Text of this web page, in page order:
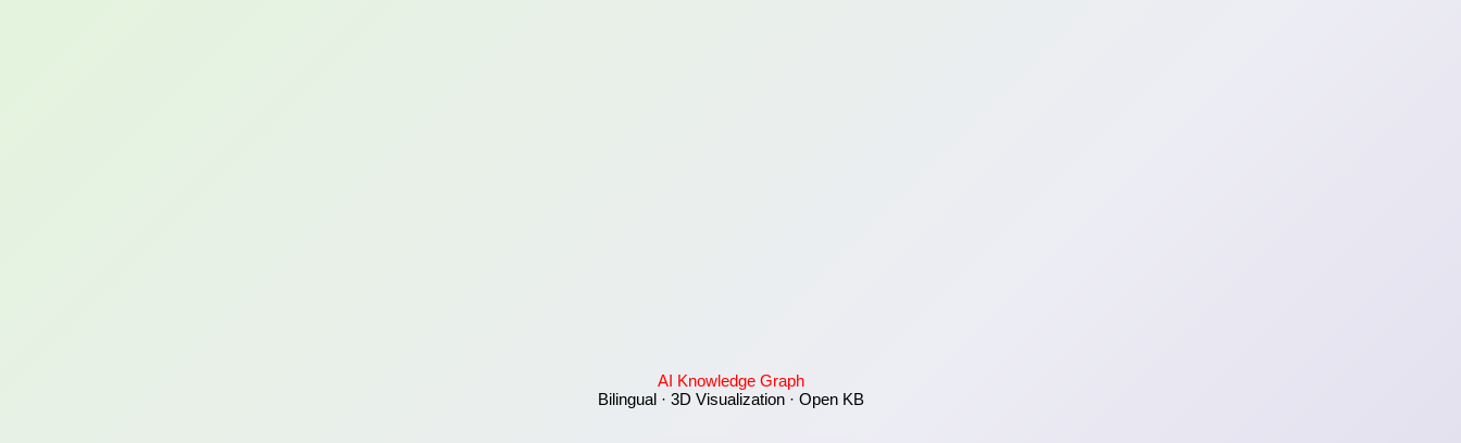
AI Knowledge Graph
Bilingual · 3D Visualization · Open KB